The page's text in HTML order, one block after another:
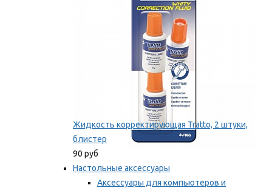
Жидкость корректирующая Tratto, 2 штуки,
блистер
90 руб
Настольные аксессуары
Аксессуары для компьютеров и